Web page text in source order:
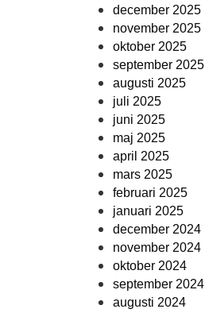
december 2025
november 2025
oktober 2025
september 2025
augusti 2025
juli 2025
juni 2025
maj 2025
april 2025
mars 2025
februari 2025
januari 2025
december 2024
november 2024
oktober 2024
september 2024
augusti 2024